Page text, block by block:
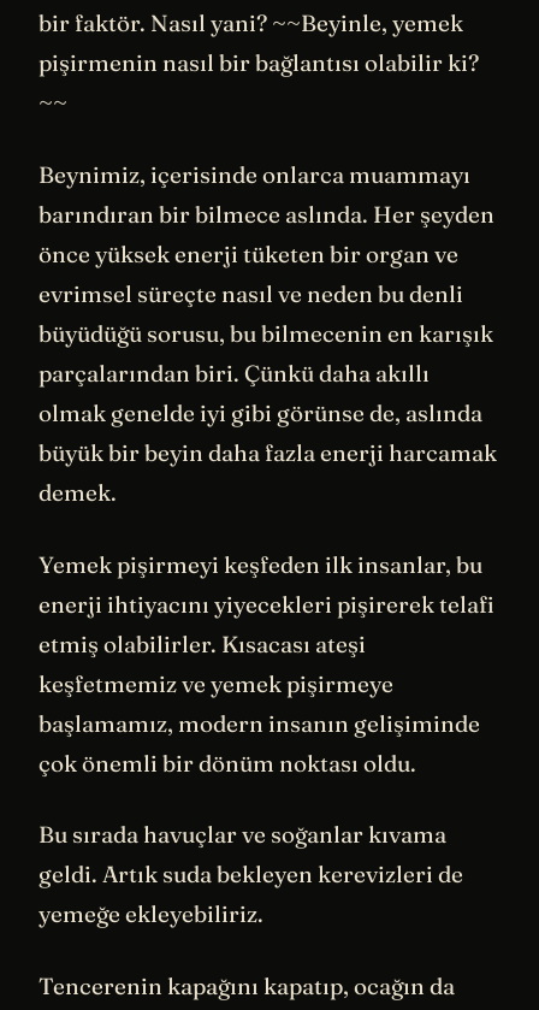
bir faktör. Nasıl yani? ~~Beyinle, yemek
pişirmenin nasıl bir bağlantısı olabilir ki?
~~
Beynimiz, içerisinde onlarca muammayı
barındıran bir bilmece aslında. Her şeyden
önce yüksek enerji tüketen bir organ ve
evrimsel süreçte nasıl ve neden bu denli
büyüdüğü sorusu, bu bilmecenin en karışık
parçalarından biri. Çünkü daha akıllı
olmak genelde iyi gibi görünse de, aslında
büyük bir beyin daha fazla enerji harcamak
demek.
Yemek pişirmeyi keşfeden ilk insanlar, bu
enerji ihtiyacını yiyecekleri pişirerek telafi
etmiş olabilirler. Kısacası ateşi
keşfetmemiz ve yemek pişirmeye
başlamamız, modern insanın gelişiminde
çok önemli bir dönüm noktası oldu.
Bu sırada havuçlar ve soğanlar kıvama
geldi. Artık suda bekleyen kerevizleri de
yemeğe ekleyebiliriz.
Tencerenin kapağını kapatıp, ocağın da